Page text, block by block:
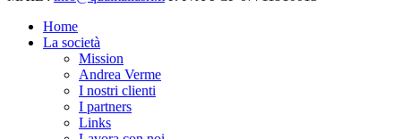
Home
La società
Mission
Andrea Verme
I nostri clienti
I partners
Links